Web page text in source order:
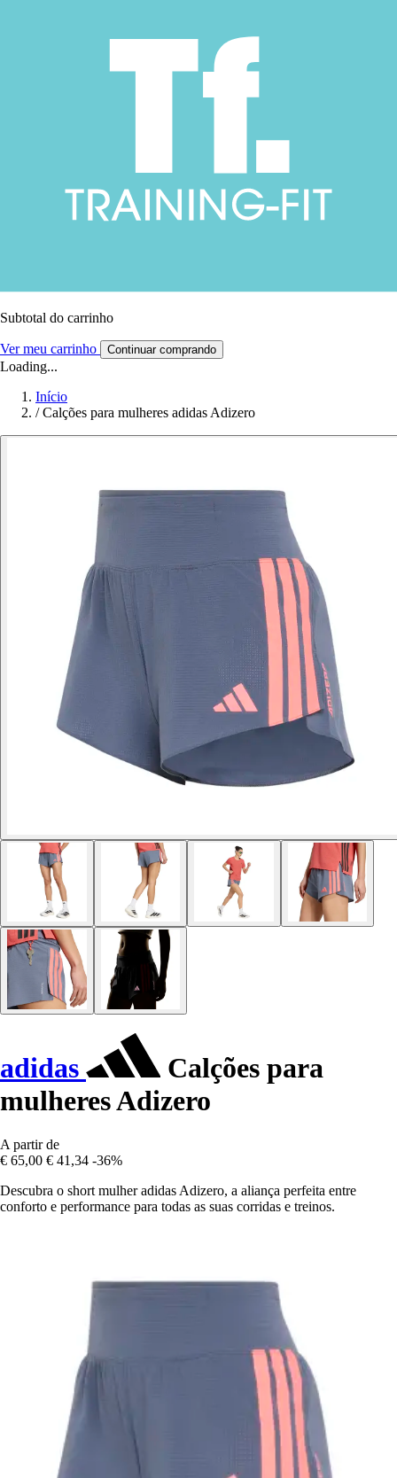
Subtotal do carrinho
Ver meu carrinho Continuar comprando
Loading...
Início
/ Calções para mulheres adidas Adizero
adidas
Calções para
mulheres Adizero
A partir de
€ 65,00 € 41,34 -36%
Descubra o short mulher adidas Adizero, a aliança perfeita entre
conforto e performance para todas as suas corridas e treinos.